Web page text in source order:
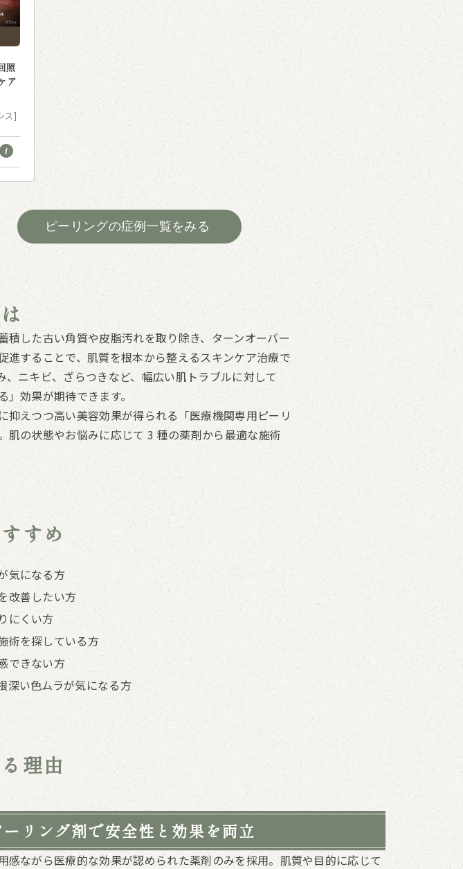
照
ア
ス]
ピーリングの症例一覧をみる
積した古い角質や皮脂汚れを取り除き、ターンオーバー
進することで、肌質を根本から整えるスキンケア治療で
、ニキビ、ざらつきなど、幅広い肌トラブルに対して
効果が期待できます。
抑えつつ高い美容効果が得られる「医療機関専用ピーリ
肌の状態やお悩みに応じて 3 種の薬剤から最適な施術
すめ
気になる方
改善したい方
にくい方
術を探している方
できない方
深い色ムラが気になる方
理由
リング剤で安全性と効果を両立
感ながら医療的な効果が認められた薬剤のみを採用。肌質や目的に応じて